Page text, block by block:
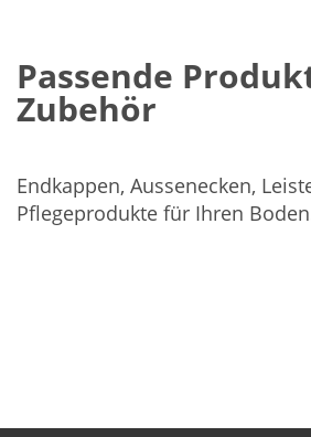
Passende
Zubehör
Endkappen, Aussenecken,
Pflegeprodukte für Ihren